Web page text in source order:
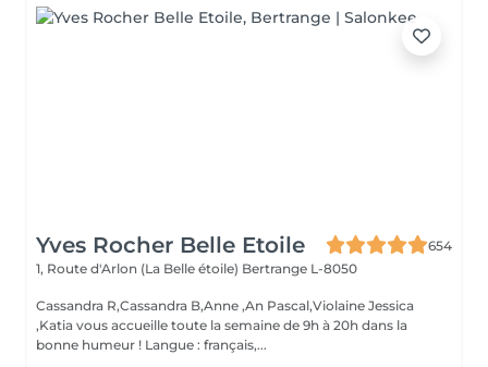
Yves Rocher Belle Etoile
654
1, Route d'Arlon (La Belle étoile) Bertrange L-8050
Cassandra R,Cassandra B,Anne ,An Pascal,Violaine Jessica
,Katia vous accueille toute la semaine de 9h à 20h dans la
bonne humeur ! Langue : français,...